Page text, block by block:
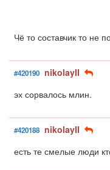
Чё то составчик то не
#420190 nikolayII
эх сорвалось млин.
#420188 nikolayII
есть те смелые люди